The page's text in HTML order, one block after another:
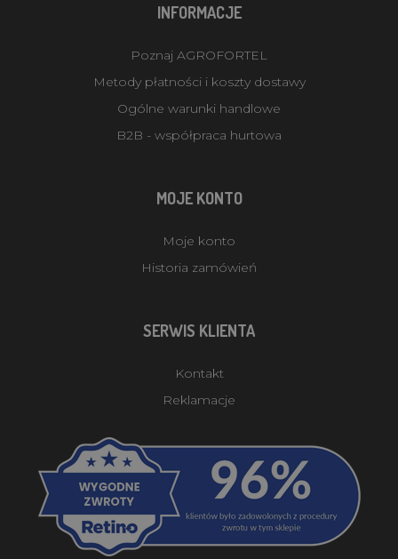
INFORMACJE
Poznaj AGROFORTEL
Metody płatności i koszty dostawy
Ogólne warunki handlowe
B2B - współpraca hurtowa
MOJE KONTO
Moje konto
Historia zamówień
SERWIS KLIENTA
Kontakt
Reklamacje